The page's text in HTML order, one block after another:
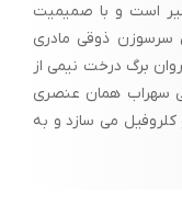
است و با صمیمیت
سرسوزن ذوقی مادری
برگ درخت نیمی از
سهراب همان عنصری
کلروفیل می سازد و به